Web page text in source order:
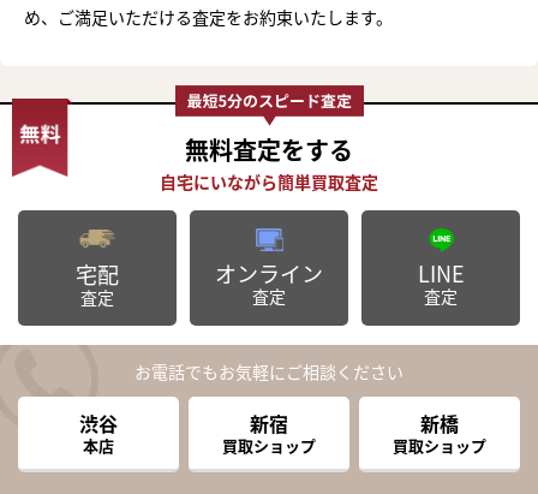
め、ご満足いただける査定をお約束いたします。
無料査定をする
宅配
査定
オンライン
査定
LINE
査定
お電話でもお気軽にご相談ください
渋谷
本店
新宿
買取ショップ
新橋
買取ショップ